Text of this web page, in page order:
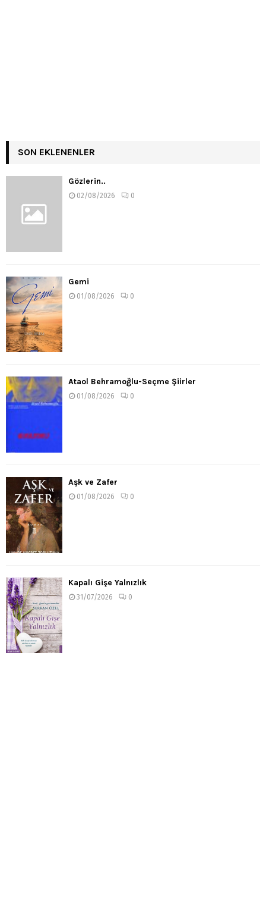
SON EKLENENLER
Gözlerin..
02/08/2026 0
Gemi
01/08/2026 0
Ataol Behramoğlu-Seçme Şiirler
01/08/2026 0
Aşk ve Zafer
01/08/2026 0
Kapalı Gişe Yalnızlık
31/07/2026 0